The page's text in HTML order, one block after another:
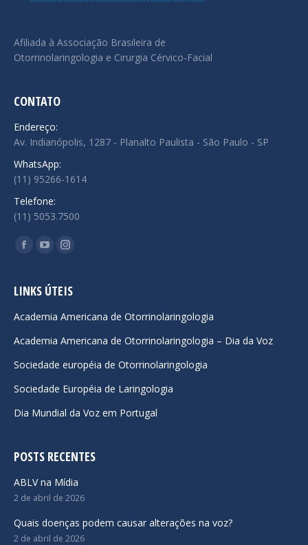
Afiliada à Associação Brasileira de
Otorrinolaringologia e Cirurgia Cérvico-Facial
CONTATO
Endereço:
Av. Indianópolis, 1287 - Planalto Paulista - São Paulo - SP
WhatsApp:
(11) 95266-1614
Telefone:
(11) 5053.7500
Encontre-nos em:
Facebook
opens
new
window
YouTube
opens
new
window
Instagram
opens
new
window
LINKS ÚTEIS
Academia Americana de Otorrinolaringologia
Academia Americana de Otorrinolaringologia – Dia da Voz
Sociedade européia de Otorrinolaringologia
Sociedade Européia de Laringologia
Dia Mundial da Voz em Portugal
POSTS RECENTES
ABLV na Mídia
2 de abril de 2026
Quais doenças podem causar alterações na voz?
2 de abril de 2026